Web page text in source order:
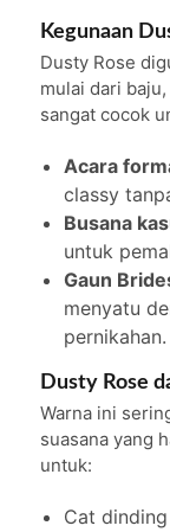
Kegunaan
Dusty Rose
mulai dari
sangat cocok
Acara
classy
Busana
untuk
Gaun
menyatu
pernikahan.
Dusty Rose
Warna ini
suasana yang
untuk:
Cat